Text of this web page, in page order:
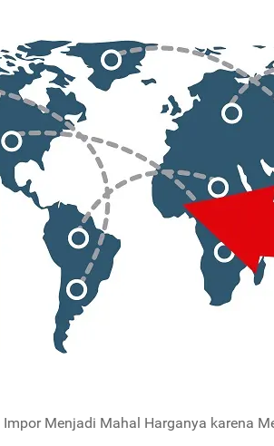
Impor Menjadi Mahal Harganya karena